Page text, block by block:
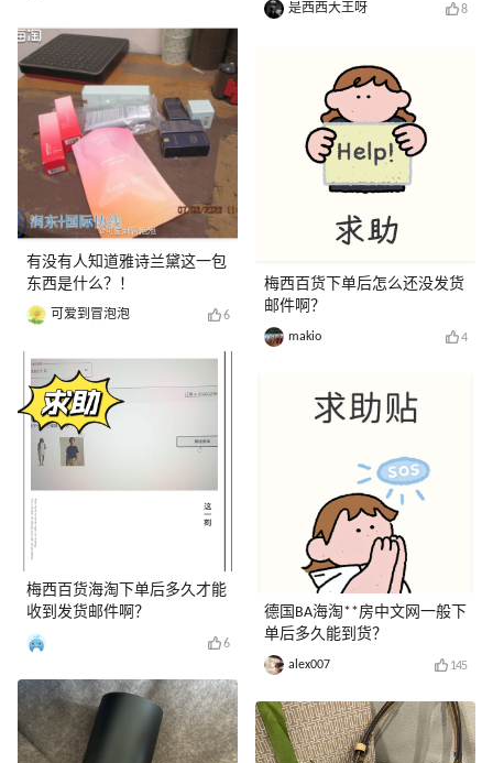
有没有人知道雅诗兰黛这一包
东西是什么？！
可爱到冒泡泡 6
梅西百货海淘下单后多久才能
收到发货邮件啊？
6
是西西大王呀 8
梅西百货下单后怎么还没发货
邮件啊？
makio 4
德国BA海淘**房中文网一般下
单后多久能到货？
alex007 145